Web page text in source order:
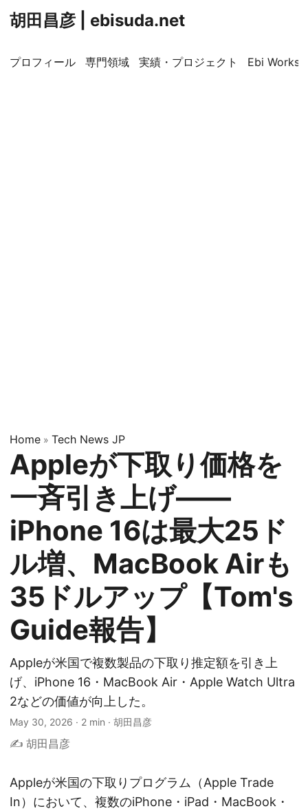
胡田昌彦 | ebisuda.net
プロフィール 専門領域 実績・プロジェクト Ebi
Home » Tech News JP
Appleが下取り価格を
一斉引き上げ——
iPhone 16は最大25ド
ル増、MacBook Airも
35ドルアップ【Tom's
Guide報告】
Appleが米国で複数製品の下取り推定額を引き上
げ、iPhone 16・MacBook Air・Apple Watch Ultra
2などの価値が向上した。
May 30, 2026 · 2 min · 胡田昌彦
✍️ 胡田昌彦
Appleが米国の下取りプログラム（Apple Trade
In）において、複数のiPhone・iPad・MacBook・